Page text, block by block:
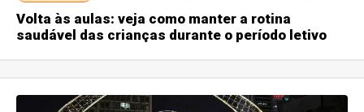
Volta às aulas: veja como manter a rotina
saudável das crianças durante o período letivo